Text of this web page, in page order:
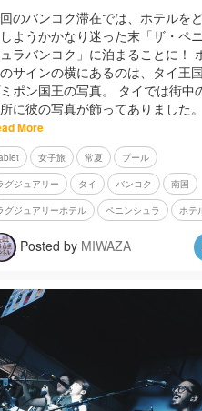
のバンコク滞在では、ホテルを
ようかかなり迷った末「ザ・ペ
ラバンコク」に泊まることに！
サインの横にあるのは、タイ王
ポン国王の写真。 タイでは街中
に彼の写真が飾ってありました。
More
女子旅 常夏 プール
グジュアリー タイ バンコク 南国
グジュアリーホテル ペニンシュラ ホテ
Posted by MIWAZA